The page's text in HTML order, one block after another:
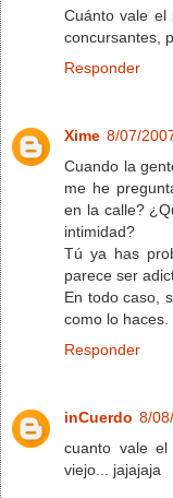
Cuánto vale
concursantes,
Responder
Xime 8/07/
Cuando la
me he
en la calle?
intimidad?
Tú ya has
parece ser
En todo caso,
como lo
Responder
inCuerdo 8/
cuanto vale
viejo... jajajaja